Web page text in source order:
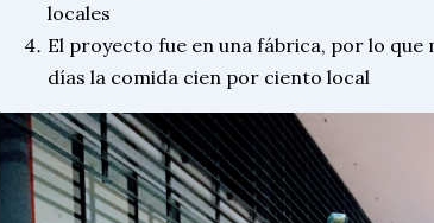
locales
El proyecto fue en una fábrica, por lo
días la comida cien por ciento local